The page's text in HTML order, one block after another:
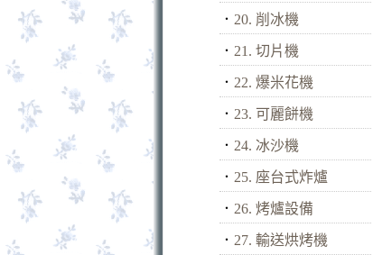
． 20. 削冰機
． 21. 切片機
． 22. 爆米花機
． 23. 可麗餅機
． 24. 冰沙機
． 25. 座台式炸爐
． 26. 烤爐設備
． 27. 輸送烘烤機